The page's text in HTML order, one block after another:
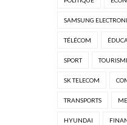
SAMSUNG
TÉLÉCOM
SPORT
SK TELECOM
TRANSPORTS
HYUNDAI